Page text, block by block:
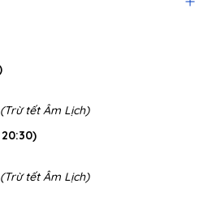
an toàn
tết Âm Lịch)
20:30)
tết Âm Lịch)